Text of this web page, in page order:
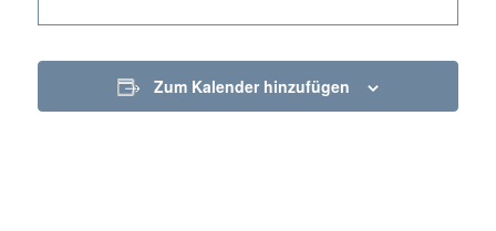
Zum Kalender hinzufügen